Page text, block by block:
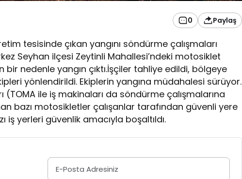
0 Paylaş
tesisinde çıkan yangını söndürme çalışmaları
Seyhan ilçesi Zeytinli Mahallesi’ndeki motosiklet
nedenle yangın çıktı.İşçiler tahliye edildi, bölgeye
yönlendirildi. Ekiplerin yangına müdahalesi sürüyor.
ile iş makinaları da söndürme çalışmalarına
bazı motosikletler çalışanlar tarafından güvenli yere
iş yerleri güvenlik amacıyla boşaltıldı.